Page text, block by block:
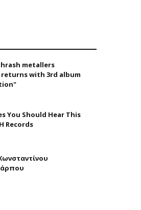
metallers
returns with 3rd album
You Should Hear This
Records